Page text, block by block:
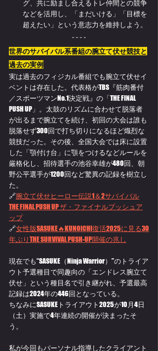
グ、共に励まし合えるトレ仲間との競争
などを活用し、「まだいける」「目標を
超えたい」という意志力を維持しよう。
世界のサバイバル系番組の腕立て伏せ競技と
過去の実例
実は過去のフィジカル番組でも腕立て伏せイ
ベントは存在した。代表格がTBS『筋肉番付
／スポーツマンNo.1決定戦』の「THE FINAL
PUSH UP」。太鼓のリズムに合わせて脱落者
が出るまで腕立てを続け、初回の大会は誰も
脱落せず300回で打ち切りになるほど熾烈な
競技だった。その後、全国大会では床に設置
した「顎付け台」に顎をつけるなどルールを
厳格化し、招待選手の池谷幸雄が480回、朝
野公平選手が1200回など驚異の記録を樹立し
た。
🔗腕立て伏せヒーロー伝説1＆2サバイバル
THE FINAL PUSH UP ザ・ファイナルプッシュア
ップ
🔗女性版SASUKE🔥KUNOICHI復活2025に見る30
年ぶりTHE SURVIVAL PUSH-UP開催の兆し
現在でも“SASUKE（Ninja Warrior）”のトライア
ウト予選種目で同趣向の「エンドレス腕立て
伏せ」という種目名で引き継がれ、予選最高
記録は2024年の446回となっている。
ちなみにSASUKEトライアウト2025が10月4日
（土）実施で4年連続の開催が決まったそ
う。
私が今回もパーソナル指導したクライアント